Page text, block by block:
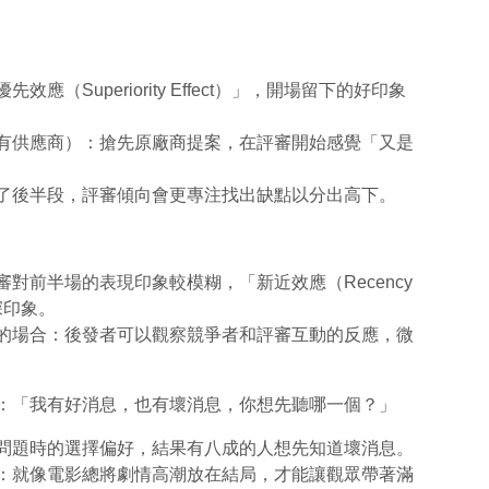
應（Superiority Effect）」，開場留下的好印象
商）：搶先原廠商提案，在評審開始感覺「又是
段，評審傾向會更專注找出缺點以分出高下。
半場的表現印象較模糊，「新近效應（Recency
象。
：後發者可以觀察競爭者和評審互動的反應，微
我有好消息，也有壞消息，你想先聽哪一個？」
時的選擇偏好，結果有八成的人想先知道壞消息。
就像電影總將劇情高潮放在結局，才能讓觀眾帶著滿